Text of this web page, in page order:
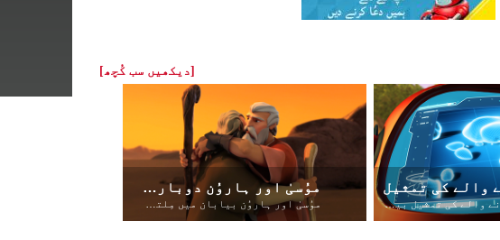
[دیکھیں سب کُچھ]
موُسیٰ اور ہاروُن دوبارہ یکجا ہونے ہیں والے کی تمثیل
یسوُع بیج بونے والے کی تمثیل بیان کرتا ہے